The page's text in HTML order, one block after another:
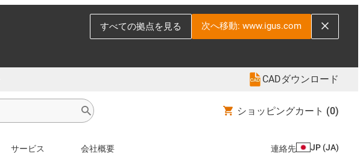
すべての拠点を見る 次へ移動: www.igus.com
CADダウンロード
ショッピングカート (0)
サービス 会社概要 連絡先 JP (JA)